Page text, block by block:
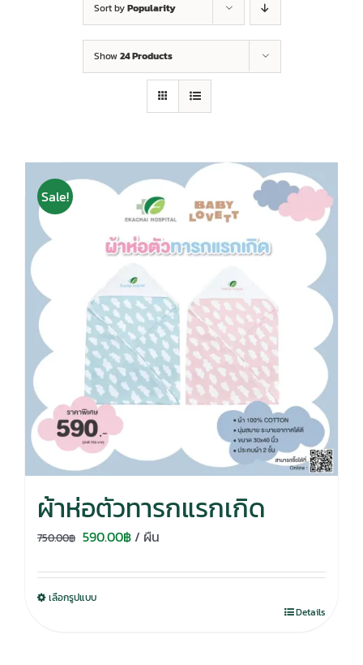
Sort byPopularity
Show24 Products
Sale!
ผ้าห่อตัวทารกแรกเกิด
750.00฿ Original
was:
750.00฿.
590.00฿Current
is:
/ ผืน
เลือกรูปแบบ
Details